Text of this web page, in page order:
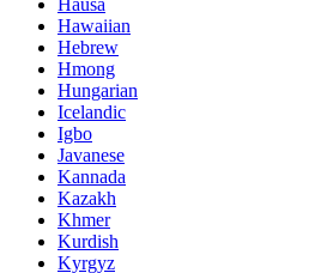
Hausa
Hawaiian
Hebrew
Hmong
Hungarian
Icelandic
Igbo
Javanese
Kannada
Kazakh
Khmer
Kurdish
Kyrgyz